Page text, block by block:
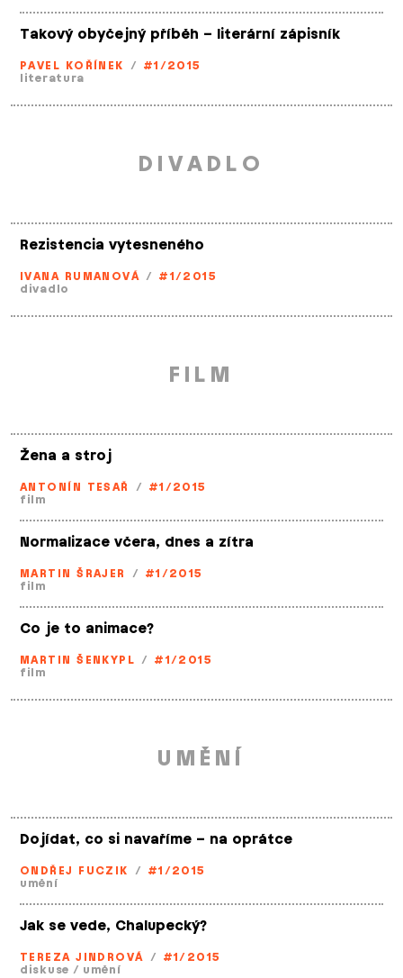
Takový obyčejný příběh – literární zápisník
PAVEL KOŘÍNEK / #1/2015
literatura
DIVADLO
Rezistencia vytesneného
IVANA RUMANOVÁ / #1/2015
divadlo
FILM
Žena a stroj
ANTONÍN TESAŘ / #1/2015
film
Normalizace včera, dnes a zítra
MARTIN ŠRAJER / #1/2015
film
Co je to animace?
MARTIN ŠENKYPL / #1/2015
film
UMĚNÍ
Dojídat, co si navaříme – na oprátce
ONDŘEJ FUCZIK / #1/2015
umění
Jak se vede, Chalupecký?
TEREZA JINDROVÁ / #1/2015
diskuse / umění